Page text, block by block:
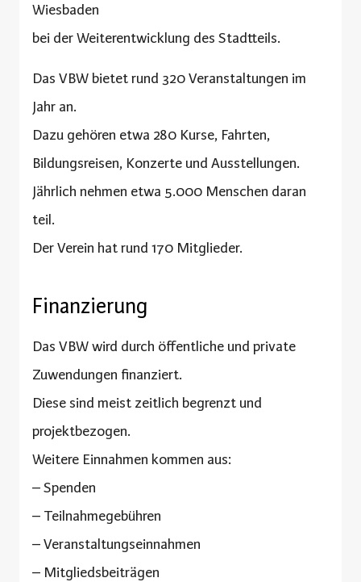
Wiesbaden
bei der Weiterentwicklung des Stadtteils.
Das VBW bietet rund 320 Veranstaltungen im
Jahr an.
Dazu gehören etwa 280 Kurse, Fahrten,
Bildungsreisen, Konzerte und Ausstellungen.
Jährlich nehmen etwa 5.000 Menschen daran
teil.
Der Verein hat rund 170 Mitglieder.
Finanzierung
Das VBW wird durch öffentliche und private
Zuwendungen finanziert.
Diese sind meist zeitlich begrenzt und
projektbezogen.
Weitere Einnahmen kommen aus:
– Spenden
– Teilnahmegebühren
– Veranstaltungseinnahmen
– Mitgliedsbeiträgen